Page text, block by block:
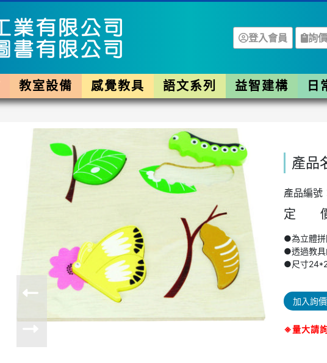
登入會員 詢
教室設備 感覺教具 語文系列 益智建構 日
產品
產品編號
定 價
●為立體拼
●透過教具
●尺寸
加入詢價
※量大請